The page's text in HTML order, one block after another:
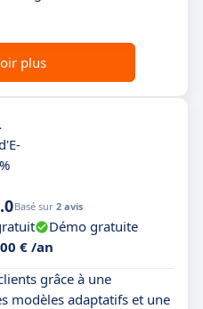
plus
Basé sur 2 avis
Démo gratuite
€ /an
grâce à une
modèles adaptatifs et une